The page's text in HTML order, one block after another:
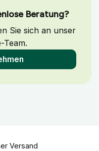
Beratung?
Sie sich an unser
Team.
Versand